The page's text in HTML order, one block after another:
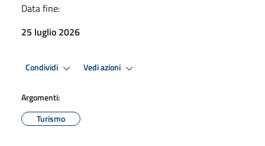
Data fine:
25 luglio 2026
Condividi Vedi azioni
Argomenti:
Turismo